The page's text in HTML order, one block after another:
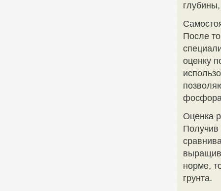
После
оценку
Оценка
Получив
норме,
грунта.